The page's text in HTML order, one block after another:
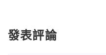
發表評論